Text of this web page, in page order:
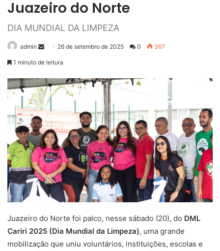
Juazeiro do Norte
DIA MUNDIAL DA LIMPEZA
admin
d
a
n
m
a
i
l
26 de setembro de 2025 0 367
1 minuto de leitura
Juazeiro do Norte foi palco, nesse sábado (20), do DML
Cariri 2025 (Dia Mundial da Limpeza), uma grande
mobilização que uniu voluntários, instituições, escolas e